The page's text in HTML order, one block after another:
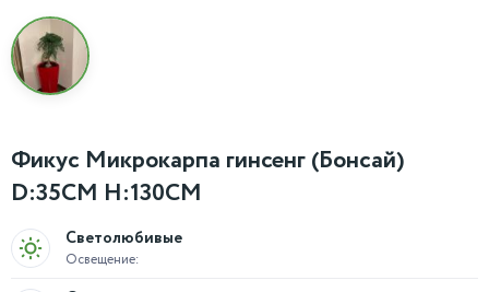
Фикус Микрокарпа гинсенг (Бонсай)
D:35CM H:130CM
Освещение:
Светолюбивые